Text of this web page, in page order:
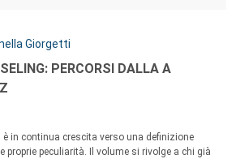
difficoltà.
Giorgetti
PERCORSI DALLA A
in continua crescita verso una definizione
proprie peculiarità. Il volume si rivolge a chi già